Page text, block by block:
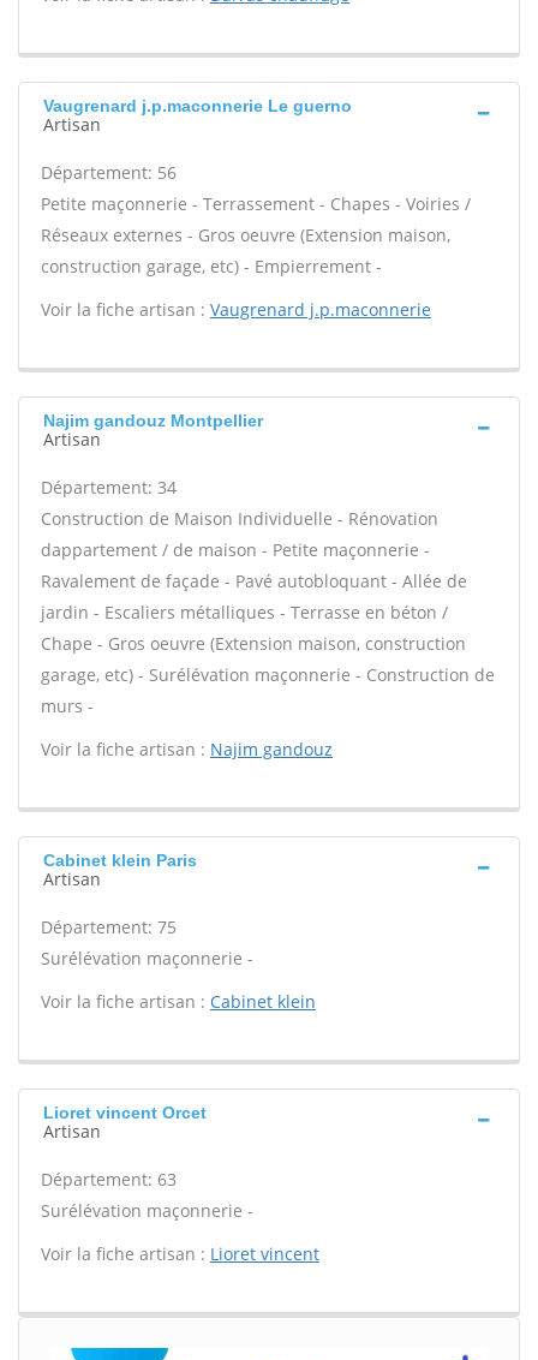
Vaugrenard j.p.maconnerie Le guerno
Artisan
Département: 56
Petite maçonnerie - Terrassement - Chapes - Voiries /
Réseaux externes - Gros oeuvre (Extension maison,
construction garage, etc) - Empierrement -
Voir la fiche artisan : Vaugrenard j.p.maconnerie
Najim gandouz Montpellier
Artisan
Département: 34
Construction de Maison Individuelle - Rénovation
dappartement / de maison - Petite maçonnerie -
Ravalement de façade - Pavé autobloquant - Allée de
jardin - Escaliers métalliques - Terrasse en béton /
Chape - Gros oeuvre (Extension maison, construction
garage, etc) - Surélévation maçonnerie - Construction de
murs -
Voir la fiche artisan : Najim gandouz
Cabinet klein Paris
Artisan
Département: 75
Surélévation maçonnerie -
Voir la fiche artisan : Cabinet klein
Lioret vincent Orcet
Artisan
Département: 63
Surélévation maçonnerie -
Voir la fiche artisan : Lioret vincent